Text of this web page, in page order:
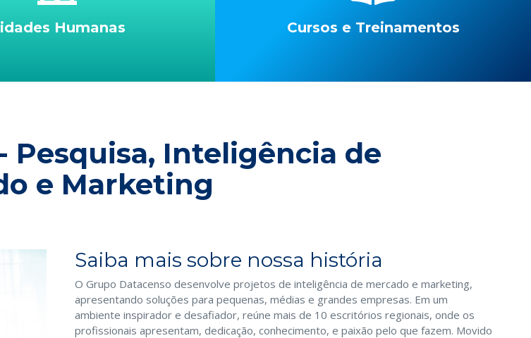
Humanas Cursos e Treinamentos
Pesquisa, Inteligência de
e Marketing
Saiba mais sobre nossa história
O Grupo Datacenso desenvolve projetos de inteligência de mercado e marketing,
apresentando soluções para pequenas, médias e grandes empresas. Em um
ambiente inspirador e desafiador, reúne mais de 10 escritórios regionais, onde os
profissionais apresentam, dedicação, conhecimento, e paixão pelo que fazem. Movido